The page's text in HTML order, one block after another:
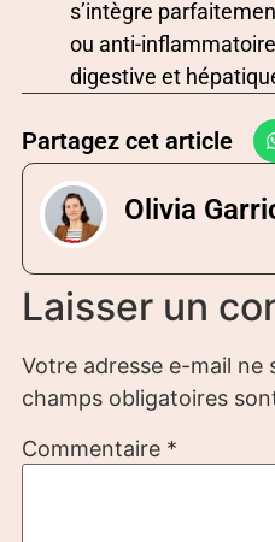
s’intègre
ou anti-
digestive et
Partagez cet article
Olivia
Laisser un
Votre adresse e-mail ne
champs obligatoires
Commentaire *